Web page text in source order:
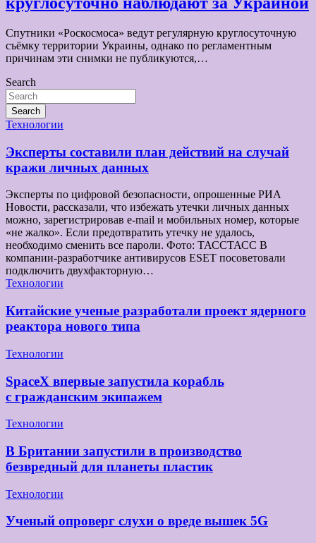
Спутники «Роскосмоса» ведут регулярную круглосуточную
съёмку территории Украины, однако по регламентным
причинам эти снимки не публикуются,…
Search
Search
Технологии
Эксперты составили план действий на случай
кражи личных данных
Эксперты по цифровой безопасности, опрошенные РИА
Новости, рассказали, что избежать утечки личных данных
можно, зарегистрировав e-mail и мобильных номер, которые
«не жалко». Если предотвратить утечку не удалось,
необходимо сменить все пароли. Фото: ТАССТАСС В
компании-разработчике антивирусов ESET посоветовали
подключить двухфакторную…
Технологии
Китайские ученые разработали проект ядерного
реактора нового типа
Технологии
SpaceX впервые запустила корабль
с гражданским экипажем
Технологии
В Британии запустили в производство
безвредный для планеты пластик
Технологии
Ученый опроверг слухи о вреде вышек 5G